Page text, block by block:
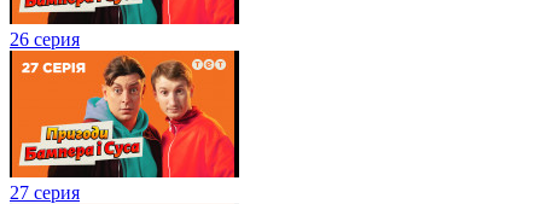
26 серия
27 серия